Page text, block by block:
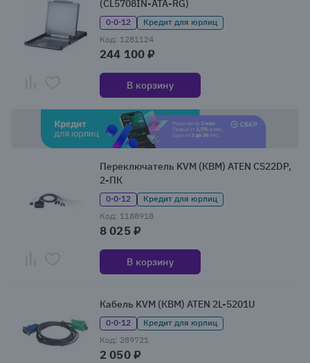
(CL5708IN-ATA-RG)
0·0·12
Кредит для юрлиц
Код: 1281124
244 100 ₽
В корзину
Переключатель KVM (КВМ) ATEN CS22DP,
2-ПК
0·0·12
Кредит для юрлиц
Код: 1188918
8 025 ₽
В корзину
Кабель KVM (КВМ) ATEN 2L-5201U
0·0·12
Кредит для юрлиц
Код: 289721
2 050 ₽